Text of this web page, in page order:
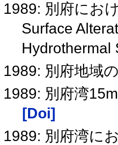
1989: 別府にお
Surface
Hydrothermal
1989: 別府地域
1989: 別府湾
[Doi]
1989: 別府湾に